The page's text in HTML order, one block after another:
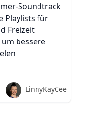
Soundtrack
Playlists für
Freizeit
bessere
LinnyKayCee